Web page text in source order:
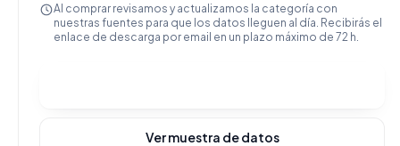
Al comprar revisamos y actualizamos la categoría con
nuestras fuentes para que los datos lleguen al día. Recibirás el
enlace de descarga por email en un plazo máximo de 72 h.
Ver muestra de datos